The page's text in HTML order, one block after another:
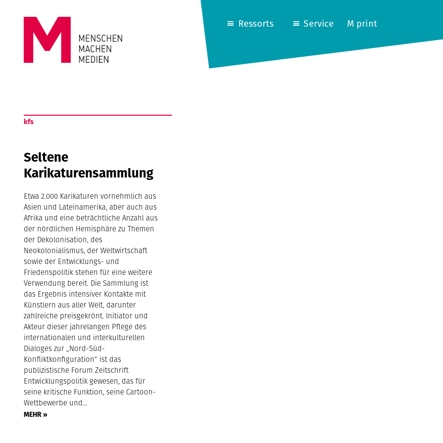
MACHEN
MEDIEN
Ressorts Service M print
kfs
Seltene
Karikaturensammlung
Etwa 2.000 Karikaturen vornehmlich aus
Asien und Lateinamerika, aber auch aus
Afrika und eine beträchtliche Anzahl aus
der nördlichen Hemisphäre zu Themen
der Dekolonisation, des
Neokolonialismus, der Weltwirtschaft
sowie der Entwicklungs- und
Friedenspolitik stehen für eine weitere
Verwendung bereit. Die Sammlung ist
das Ergebnis intensiver Kontakte mit
Künstlern aus aller Welt, darunter
zahlreiche preisgekrönt. Initiator und
Akteur dieser jahrelangen Pflege des
internationalen und interkulturellen
Dialoges zur „Nord-Süd-
Konfliktkonfiguration“ ist das
publizistische Forum Zeitschrift
Entwicklungspolitik gewesen, das für
seine kritische Funktion, seine Cartoon-
Wettbewerbe und…
MEHR »